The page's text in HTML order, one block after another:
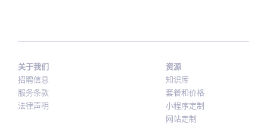
关于我们
招聘信息
服务条款
法律声明
资源
知识库
套餐和价格
小程序定制
网站定制